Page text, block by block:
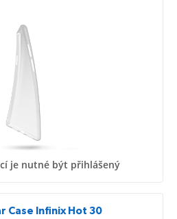
je nutné být přihlášený
Case Infinix Hot 30